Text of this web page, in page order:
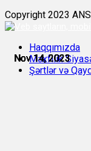
Nov 14, 2023
Nov 14, 2023
Nov 14, 2023
Nov 14, 2023
Nov 14, 2023
Nov 14, 2023
Copyright 2023
Haqqımızda
Məxfilik
Şərtlər və